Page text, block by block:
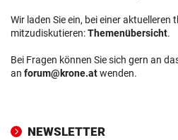
Wir laden Sie ein, bei einer aktuelleren
mitzudiskutieren:Themenübersicht.
Bei Fragen können Sie sich gern an
an forum@krone.atwenden.
NEWSLETTER